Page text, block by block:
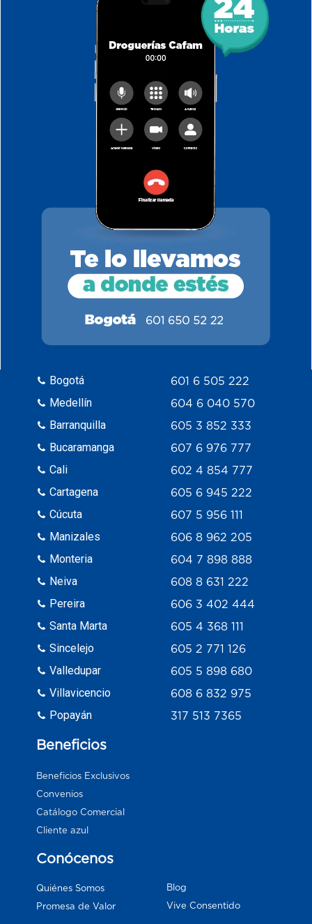
Bogotá
Medellín
Barranquilla
Bucaramanga
Cali
Cartagena
Cúcuta
Manizales
Monteria
Neiva
Pereira
Santa Marta
Sincelejo
Valledupar
Villavicencio
Popayán
601 6 505 222
604 6 040 570
605 3 852 333
607 6 976 777
602 4 854 777
605 6 945 222
607 5 956 111
606 8 962 205
604 7 898 888
608 8 631 222
606 3 402 444
605 4 368 111
605 2 771 126
605 5 898 680
608 6 832 975
317 513 7365
Beneficios
Beneficios Exclusivos
Convenios
Catálogo Comercial
Cliente azul
Conócenos
Quiénes Somos
Promesa de Valor
Blog
Vive Consentido